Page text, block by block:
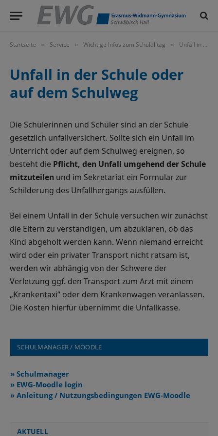
Startseite » Service » Wichtige Infos zum Schulalltag » Unfall in der Schule oder auf dem Schulweg
Unfall in der Schule oder
auf dem Schulweg
Die Schülerinnen und Schüler sind an der Schule
gesetzlich unfallversichert. Sollte sich ein Unfall im
Unterricht oder auf dem Schulweg ereignen, so
besteht die Pflicht, den Unfall umgehend der Schule
mitzuteilen und im Sekretariat ein Formular zur
Schilderung des Unfallhergangs ausfüllen.
Bei einem Unfall in der Schule versuchen wir zunächst
die Eltern zu verständigen, um abzuklären, ob das
Kind abgeholt werden kann. Wenn niemand erreicht
wird oder ein privater Transport nicht ratsam ist,
werden wir abhängig von der Schwere der
Verletzung ggf. den Transport zum Arzt mit einem
„Krankentaxi“ oder dem Krankenwagen veranlassen.
Die Kosten hierfür übernimmt die Unfallkasse.
SCHULMANAGER / MOODLE
» Schulmanager
» EWG-Moodle login
» Anleitung / Nutzungsbedingungen EWG-Moodle
AKTUELL